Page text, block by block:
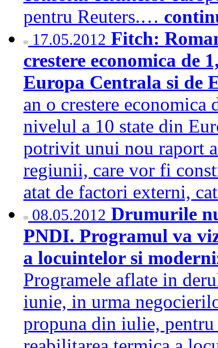
pentru Reuters.…
17.05.2012 Fitch:
crestere economica de
Europa Centrala si de
an o crestere economica
nivelul a 10 state din
potrivit unui nou raport
regiunii, care vor fi
atat de factori externi,
08.05.2012 Drumurile
PNDI. Programul va
a locuintelor si
Programele aflate in
iunie, in urma
propuna din iulie, pentru